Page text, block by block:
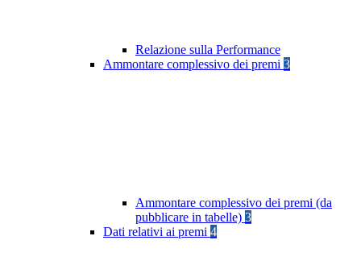
Relazione sulla Performance
Ammontare complessivo dei premi 3
Ammontare complessivo dei premi (da
pubblicare in tabelle) 3
Dati relativi ai premi 4